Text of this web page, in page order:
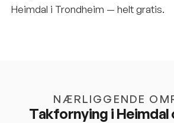
Heimdal i Trondheim — helt gratis.
NÆRLIGGENDE
Takfornying i Heimdal